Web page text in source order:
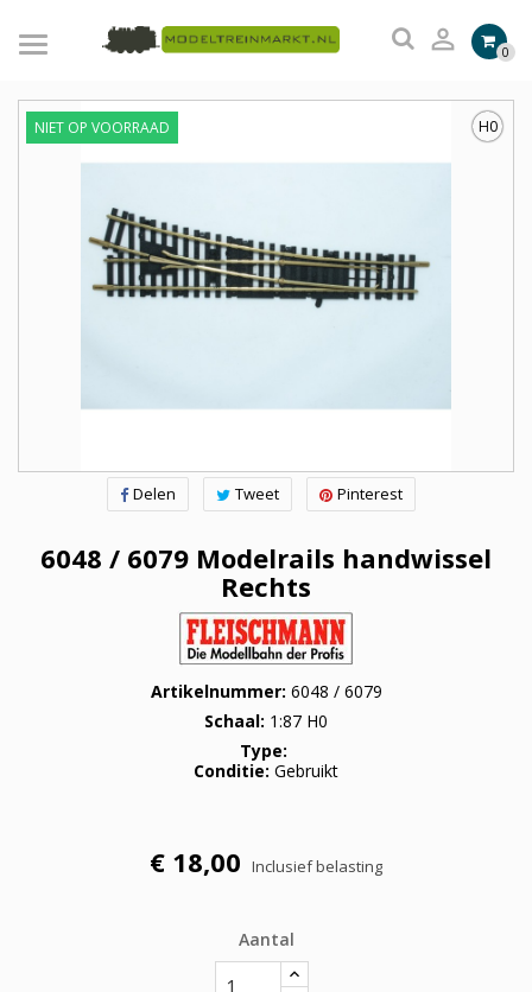
 0
H0
NIET OP VOORRAAD
Delen Tweet Pinterest
6048 / 6079 Modelrails handwissel
Rechts
Artikelnummer 6048 / 6079
Schaal 1:87 H0
Type
Conditie Gebruikt
€ 18,00 Inclusief belasting
Aantal